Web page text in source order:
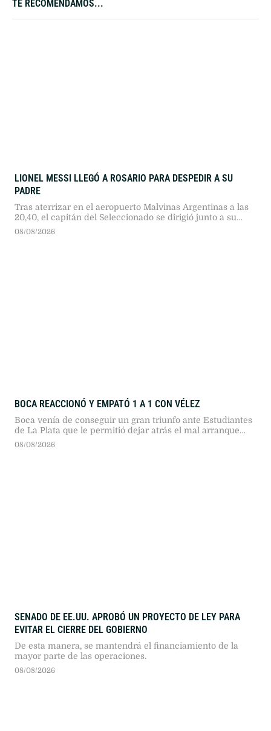
TE RECOMENDAMOS...
LIONEL MESSI LLEGÓ A ROSARIO PARA DESPEDIR A SU
PADRE
Tras aterrizar en el aeropuerto Malvinas Argentinas a las
20,40, el capitán del Seleccionado se dirigió junto a su
familia hasta el lugar donde están los restos de su padre.
08/08/2026
BOCA REACCIONÓ Y EMPATÓ 1 A 1 CON VÉLEZ
Boca venía de conseguir un gran triunfo ante Estudiantes
de La Plata que le permitió dejar atrás el mal arranque
que había tenido en este Torneo Clausura
08/08/2026
SENADO DE EE.UU. APROBÓ UN PROYECTO DE LEY PARA
EVITAR EL CIERRE DEL GOBIERNO
De esta manera, se mantendrá el financiamiento de la
mayor parte de las operaciones.
08/08/2026